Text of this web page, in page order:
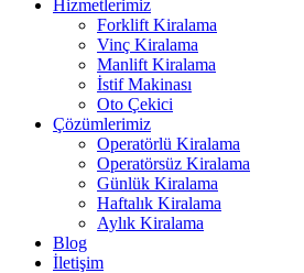
Hizmetlerimiz
Forklift Kiralama
Vinç Kiralama
Manlift Kiralama
İstif Makinası
Oto Çekici
Çözümlerimiz
Operatörlü Kiralama
Operatörsüz Kiralama
Günlük Kiralama
Haftalık Kiralama
Aylık Kiralama
Blog
İletişim